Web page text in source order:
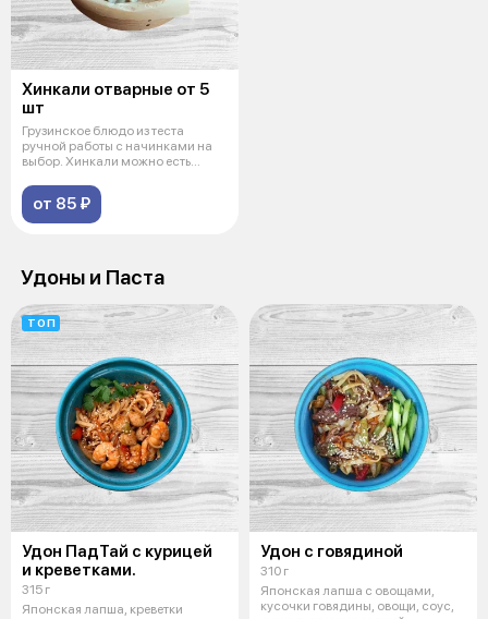
Хинкали отварные от 5
шт
Грузинское блюдо из теста
ручной работы с начинками на
выбор. Хинкали можно есть
от 85 ₽
Удоны и Паста
ТОП
Удон ПадТай с курицей
и креветками.
315 г
Японская лапша, креветки
Удон с говядиной
310 г
Японская лапша с овощами,
кусочки говядины, овощи, соус,